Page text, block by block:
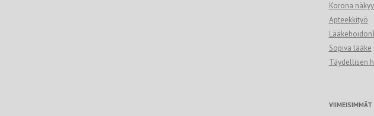
Korona
Apteekkityö
Sopiva lääke
Täydellisen